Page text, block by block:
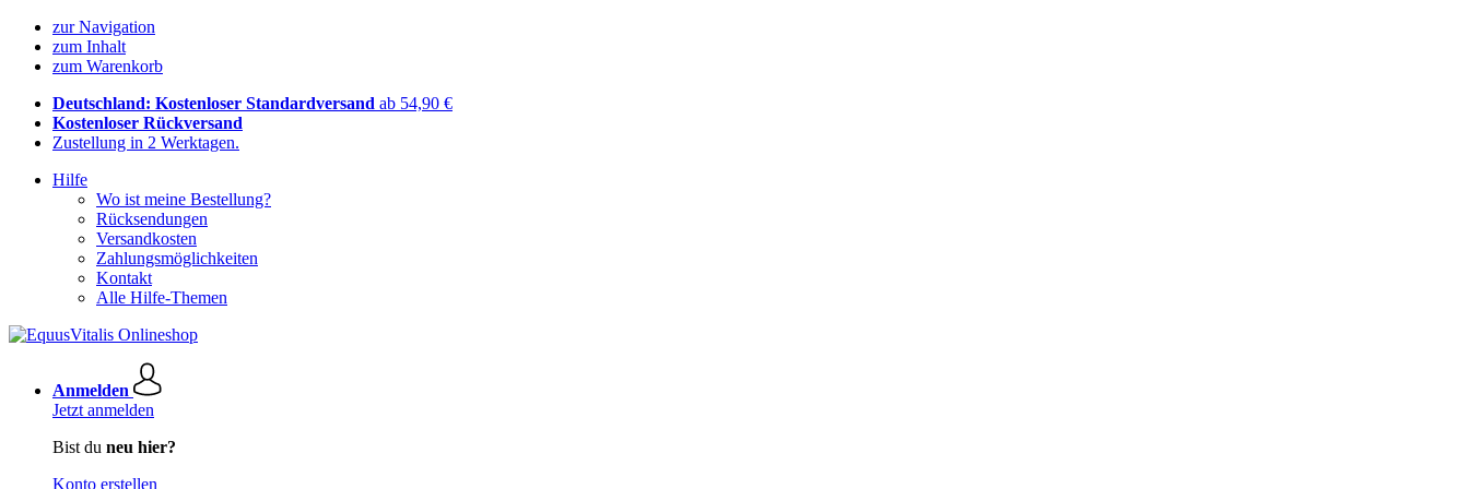
zur Navigation
zum Inhalt
zum Warenkorb
Deutschland: Kostenloser Standardversand ab 54,90 €
Kostenloser Rückversand
Zustellung in 2 Werktagen.
Hilfe
Wo ist meine Bestellung?
Rücksendungen
Versandkosten
Zahlungsmöglichkeiten
Kontakt
Alle Hilfe-Themen
Anmelden
Jetzt anmelden
Bist du neu hier?
Konto erstellen